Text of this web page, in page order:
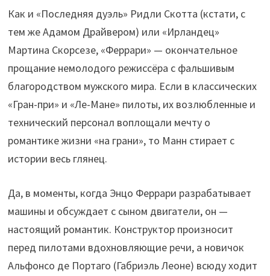
Как и «Последняя дуэль» Ридли Скотта (кстати, с
тем же Адамом Драйвером) или «Ирландец»
Мартина Скорсезе, «Феррари» — окончательное
прощание немолодого режиссёра с фальшивым
благородством мужского мира. Если в классических
«Гран-при» и «Ле-Мане» пилоты, их возлюбленные и
технический персонал воплощали мечту о
романтике жизни «на грани», то Манн стирает с
истории весь глянец.
Да, в моменты, когда Энцо Феррари разрабатывает
машины и обсуждает с сыном двигатели, он —
настоящий романтик. Конструктор произносит
перед пилотами вдохновляющие речи, а новичок
Альфонсо де Портаго (Габриэль Леоне) всюду ходит